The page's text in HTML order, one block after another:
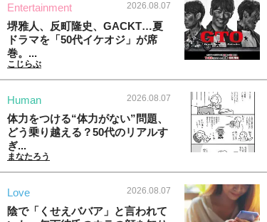
Entertainment 2026.08.07
堺雅人、反町隆史、GACKT…夏
ドラマを「50代イケオジ」が席
巻。...
こじらぶ
Human 2026.08.07
体力をつける“体力がない”問題、
どう乗り越える？50代のリアルす
ぎ...
まなたろう
Love 2026.08.07
陰で「くせえババア」と言われて